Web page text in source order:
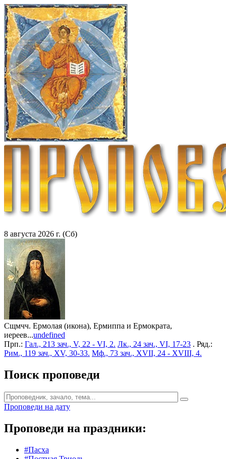
8 августа 2026 г. (Сб)
Сщмчч. Ермолая (икона), Ермиппа и Ермократа,
иереев...undefined
Прп.: Гал., 213 зач., V, 22 - VI, 2. Лк., 24 зач., VI, 17-23 . Ряд.:
Рим., 119 зач., XV, 30-33. Мф., 73 зач., XVII, 24 - XVIII, 4.
Поиск проповеди
Проповеди на дату
Проповеди на праздники:
#Пасха